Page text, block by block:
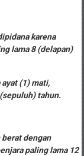
karena
lama 8 (delapan)
(1) mati,
tahun.
berat dengan
paling lama 12